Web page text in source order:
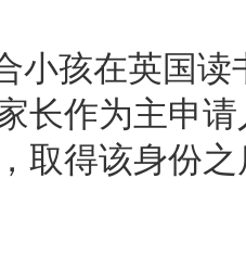
小孩在英国
长作为主申
取得该身份